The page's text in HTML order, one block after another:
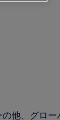
他、グロー